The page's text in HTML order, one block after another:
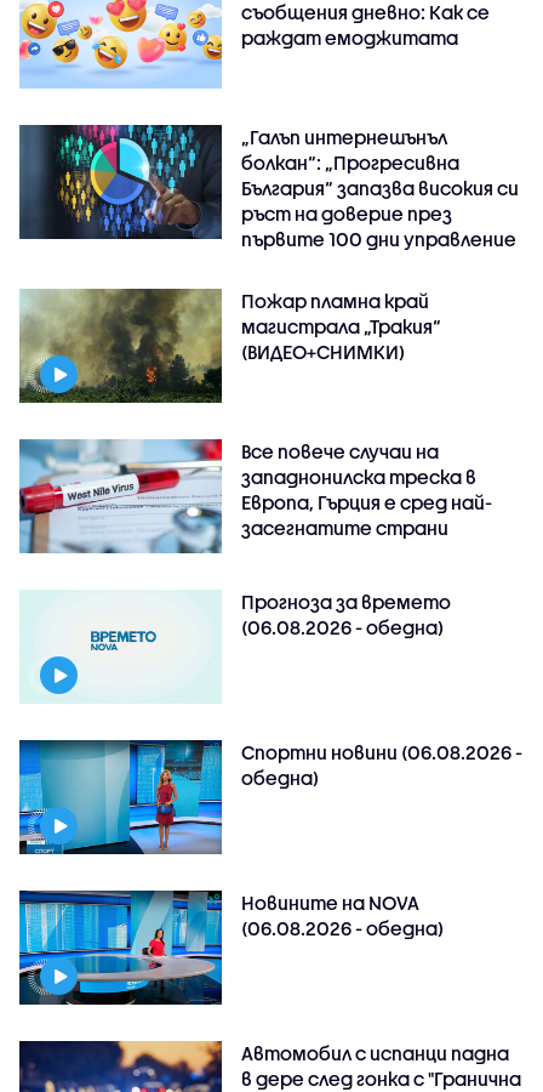
съобщения дневно: Как се
раждат емоджитата
„Галъп интернешънъл
болкан“: „Прогресивна
България“ запазва високия си
ръст на доверие през
първите 100 дни управление
Пожар пламна край
магистрала „Тракия“
(ВИДЕО+СНИМКИ)
Все повече случаи на
западнонилска треска в
Европа, Гърция е сред най-
засегнатите страни
Прогноза за времето
(06.08.2026 - обедна)
Спортни новини (06.08.2026 -
обедна)
Новините на NOVA
(06.08.2026 - обедна)
Автомобил с испанци падна
в дере след гонка с "Гранична